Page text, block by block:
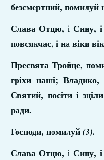
безсмертний, помилуй
Слава Отцю, і Сину, і
повсякчас, і на віки
Пресвята Тройце,
гріхи наші; Владико,
Святий, посіти і
ради.
Господи, помилуй(3).
Слава Отцю, і Сину, і